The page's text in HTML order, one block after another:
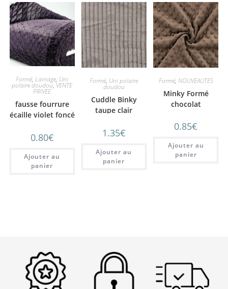
Formé,Lainage, Uni
polaire doudou,VENTE
PRIVEE
fausse fourrure
écaille violet foncé
0.80€
Ajouter au
panier
Formé, Uni polaire
doudou
Cuddle Binky
taupe clair
1.35€
Ajouter au
panier
Formé, NOUVEAUTES
Minky Formé
chocolat
0.85€
Ajouter au
panier